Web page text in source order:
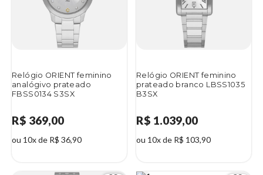
Relógio ORIENT feminino
analógivo prateado
FBSS0134 S3SX
R$ 369,00
ou 10x de R$ 36,90
Relógio ORIENT feminino
prateado branco LBSS1035
B3SX
R$ 1.039,00
ou 10x de R$ 103,90